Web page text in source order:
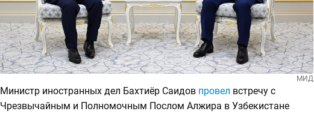
МИД
Министр иностранных дел Бахтиёр Саидов провел встречу с
Чрезвычайным и Полномочным Послом Алжира в Узбекистане